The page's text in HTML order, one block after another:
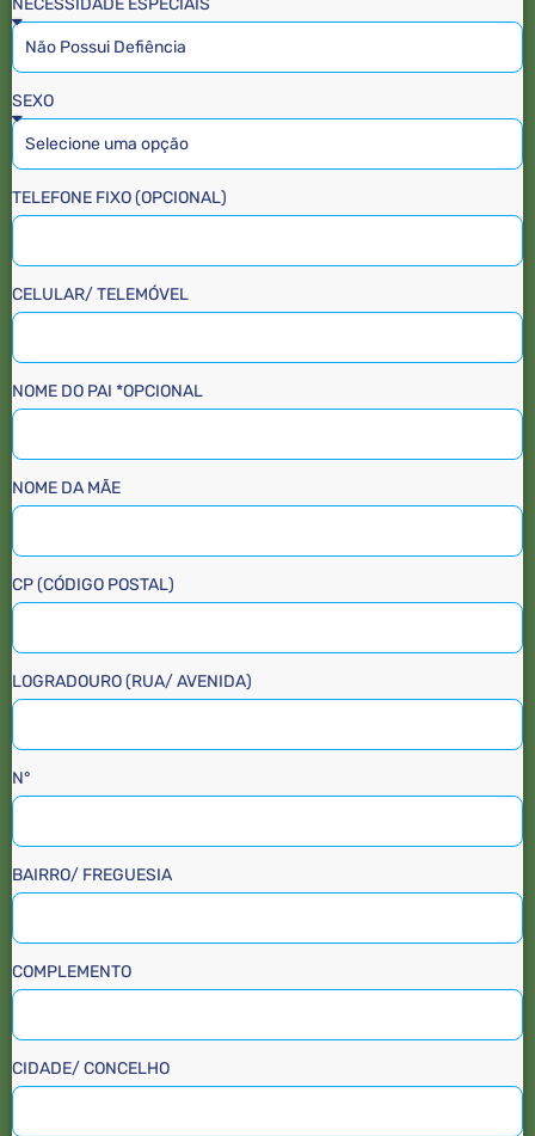
SEXO
TELEFONE FIXO (OPCIONAL)
CELULAR/ TELEMÓVEL
NOME DO PAI *OPCIONAL
NOME DA MÃE
CP (CÓDIGO POSTAL)
LOGRADOURO (RUA/ AVENIDA)
N°
BAIRRO/ FREGUESIA
COMPLEMENTO
CIDADE/ CONCELHO